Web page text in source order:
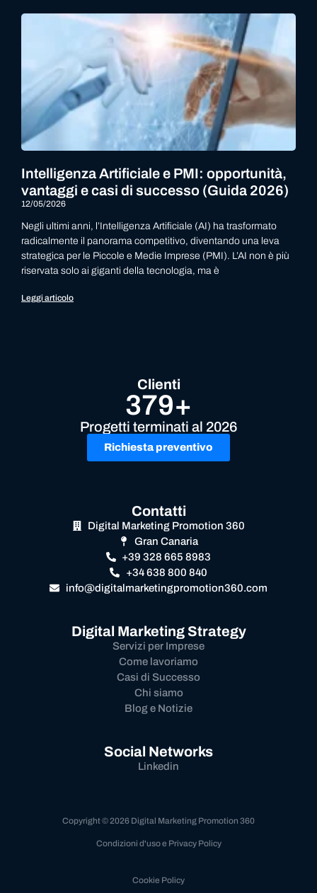
Intelligenza Artificiale e PMI: opportunità,
vantaggi e casi di successo (Guida 2026)
12/05/2026
Negli ultimi anni, l’Intelligenza Artificiale (AI) ha trasformato
radicalmente il panorama competitivo, diventando una leva
strategica per le Piccole e Medie Imprese (PMI). L’AI non è più
riservata solo ai giganti della tecnologia, ma è
Leggi articolo
Clienti
379+
Progetti terminati al 2026
Richiesta preventivo
Contatti
Digital Marketing Promotion 360
Gran Canaria
+39 328 665 8983
+34 638 800 840
info@digitalmarketingpromotion360.com
Digital Marketing Strategy
Servizi per Imprese
Come lavoriamo
Casi di Successo
Chi siamo
Blog e Notizie
Social Networks
Linkedin
Copyright © 2026 Digital Marketing Promotion 360
Condizioni d'uso e Privacy Policy
Cookie Policy